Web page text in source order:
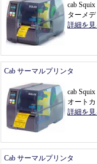
cab
ターメ
詳細を
Cab サーマルプリンタ
cab
オート
詳細を
Cab サーマルプリンタ